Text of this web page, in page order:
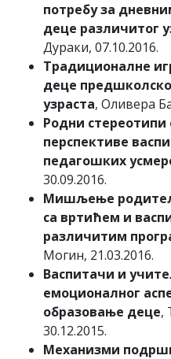
потребу за
деце различитог
Дураки, 07.10.2016.
Традиционалне
деце
узраста, Оливера
Родни
перспективе
педагошких
30.09.2016.
Мишљење
са вртићем и
различитим
Могин, 21.03.2016.
Васпитачи и
емоционалног
образовање деце,
30.12.2015.
Механизми